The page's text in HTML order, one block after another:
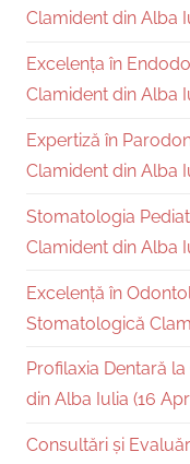
Clamident din Alba
Excelența în
Clamident din Alba
Expertiză în
Clamident din Alba
Stomatologia
Clamident din Alba
Excelență în
Stomatologică
Profilaxia Dentară
din Alba Iulia (16
Consultări și